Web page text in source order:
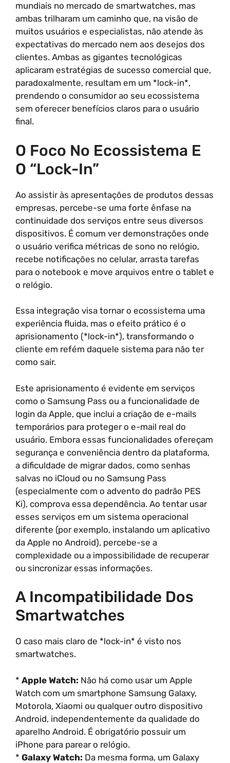
mundiais no mercado de smartwatches, mas
ambas trilharam um caminho que, na visão de
muitos usuários e especialistas, não atende às
expectativas do mercado nem aos desejos dos
clientes. Ambas as gigantes tecnológicas
aplicaram estratégias de sucesso comercial que,
paradoxalmente, resultam em um *lock-in*,
prendendo o consumidor ao seu ecossistema
sem oferecer benefícios claros para o usuário
final.
O Foco No Ecossistema E
O “Lock-In”
Ao assistir às apresentações de produtos dessas
empresas, percebe-se uma forte ênfase na
continuidade dos serviços entre seus diversos
dispositivos. É comum ver demonstrações onde
o usuário verifica métricas de sono no relógio,
recebe notificações no celular, arrasta tarefas
para o notebook e move arquivos entre o tablet e
o relógio.
Essa integração visa tornar o ecossistema uma
experiência fluida, mas o efeito prático é o
aprisionamento (*lock-in*), transformando o
cliente em refém daquele sistema para não ter
como sair.
Este aprisionamento é evidente em serviços
como o Samsung Pass ou a funcionalidade de
login da Apple, que inclui a criação de e-mails
temporários para proteger o e-mail real do
usuário. Embora essas funcionalidades ofereçam
segurança e conveniência dentro da plataforma,
a dificuldade de migrar dados, como senhas
salvas no iCloud ou no Samsung Pass
(especialmente com o advento do padrão PES
Ki), comprova essa dependência. Ao tentar usar
esses serviços em um sistema operacional
diferente (por exemplo, instalando um aplicativo
da Apple no Android), percebe-se a
complexidade ou a impossibilidade de recuperar
ou sincronizar essas informações.
A Incompatibilidade Dos
Smartwatches
O caso mais claro de *lock-in* é visto nos
smartwatches.
* Apple Watch: Não há como usar um Apple
Watch com um smartphone Samsung Galaxy,
Motorola, Xiaomi ou qualquer outro dispositivo
Android, independentemente da qualidade do
aparelho Android. É obrigatório possuir um
iPhone para parear o relógio.
* Galaxy Watch: Da mesma forma, um Galaxy